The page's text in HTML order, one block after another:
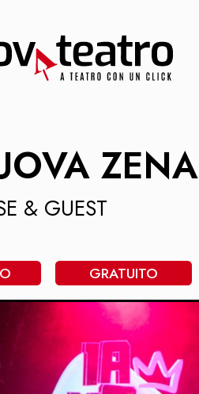
ZENA
& GUEST
GRATUITO